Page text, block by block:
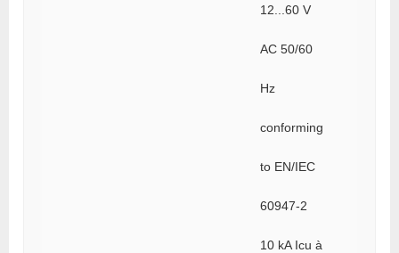
12...60 V
AC 50/60
Hz
conforming
to EN/IEC
60947-2
10 kA Icu à